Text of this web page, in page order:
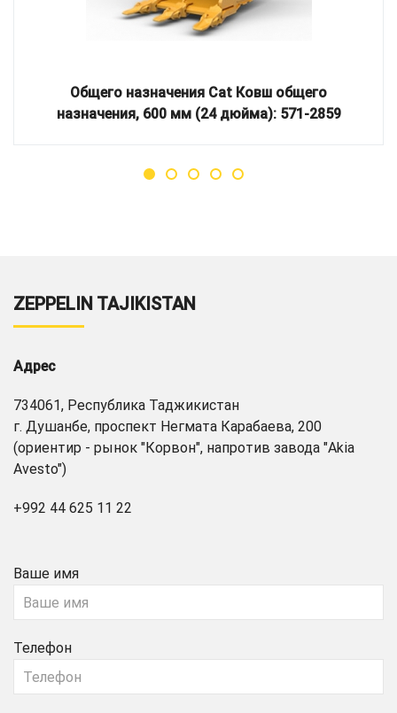
Общего назначения Cat Ковш общего
назначения, 600 мм (24 дюйма): 571-2859
ZEPPELIN TAJIKISTAN
Адрес
734061, Республика Таджикистан
г. Душанбе, проспект Негмата Карабаева, 200
(ориентир - рынок "Корвон", напротив завода "Akia
Avesto")
+992 44 625 11 22
Ваше имя
Телефон